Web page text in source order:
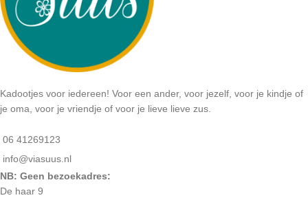
Kadootjes voor iedereen! Voor een ander, voor jezelf, voor je kindje of
je oma, voor je vriendje of voor je lieve lieve zus.
06 41269123
info@viasuus.nl
NB: Geen bezoekadres:
De haar 9